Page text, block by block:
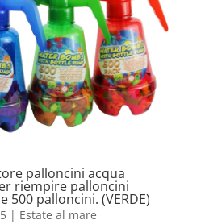
palloncini acqua
riempire palloncini
500 palloncini. (VERDE)
| Estate al mare